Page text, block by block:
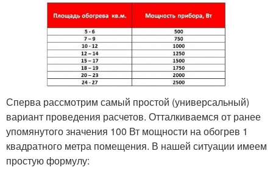
Сперва рассмотрим самый простой (универсальный)
вариант проведения расчетов. Отталкиваемся от ранее
упомянутого значения 100 Вт мощности на обогрев 1
квадратного метра помещения. В нашей ситуации имеем
простую формулу: